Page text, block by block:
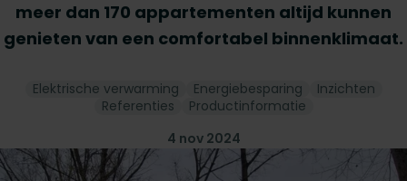
meer dan 170 appartementen altijd kunnen
genieten van een comfortabel binnenklimaat.
Elektrische verwarming Energiebesparing
Inzichten
Referenties
Productinformatie
4 nov 2024